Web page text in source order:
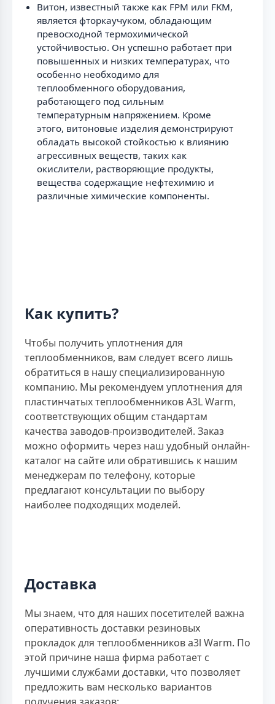
Витон, известный также как FPM или FKM,
является фторкаучуком, обладающим
превосходной термохимической
устойчивостью. Он успешно работает при
повышенных и низких температурах, что
особенно необходимо для
теплообменного оборудования,
работающего под сильным
температурным напряжением. Кроме
этого, витоновые изделия демонстрируют
обладать высокой стойкостью к влиянию
агрессивных веществ, таких как
окислители, растворяющие продукты,
вещества содержащие нефтехимию и
различные химические компоненты.
Как купить?
Чтобы получить уплотнения для
теплообменников, вам следует всего лишь
обратиться в нашу специализированную
компанию. Мы рекомендуем уплотнения для
пластинчатых теплообменников A3L Warm,
соответствующих общим стандартам
качества заводов-производителей. Заказ
можно оформить через наш удобный онлайн-
каталог на сайте или обратившись к нашим
менеджерам по телефону, которые
предлагают консультации по выбору
наиболее подходящих моделей.
Доставка
Мы знаем, что для наших посетителей важна
оперативность доставки резиновых
прокладок для теплообменников a3l Warm. По
этой причине наша фирма работает с
лучшими службами доставки, что позволяет
предложить вам несколько вариантов